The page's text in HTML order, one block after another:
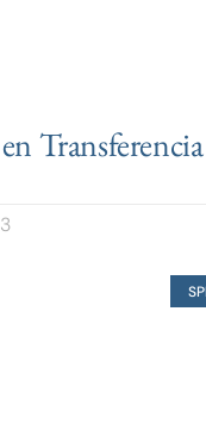
Transferencia